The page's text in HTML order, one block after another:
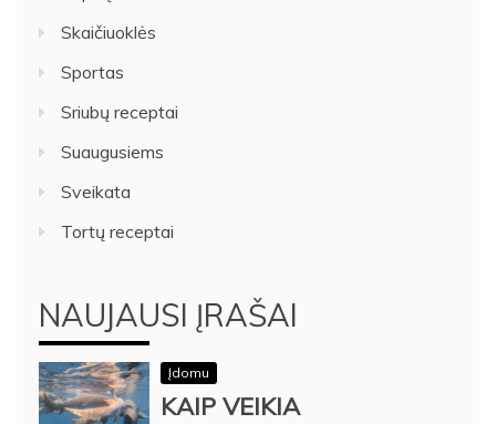
Skaičiuoklės
Sportas
Sriubų receptai
Suaugusiems
Sveikata
Tortų receptai
NAUJAUSI ĮRAŠAI
Įdomu
KAIP VEIKIA